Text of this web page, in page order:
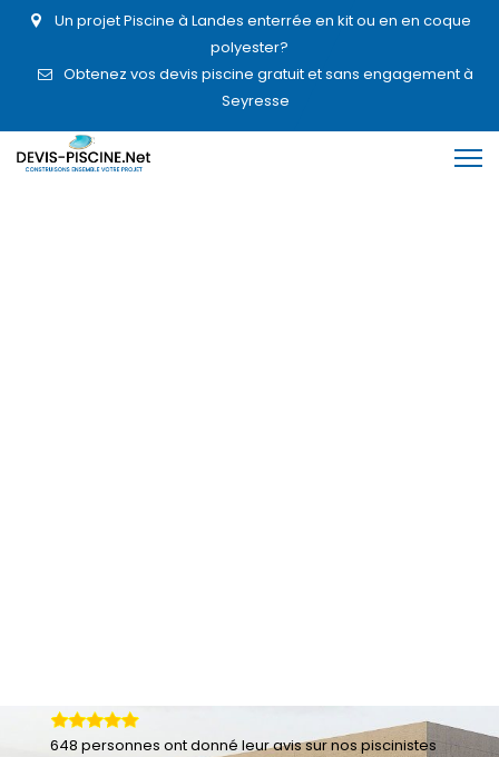
Un projet Piscine à Landes enterrée en kit ou en en coque
polyester?
Obtenez vos devis piscine gratuit et sans engagement à
Seyresse
648 personnes ont donné leuravis sur nos piscinistes